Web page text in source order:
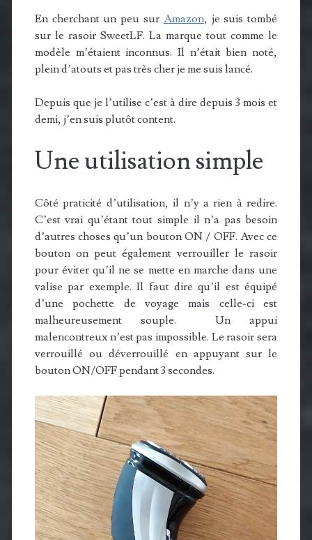
En cherchant un peu sur Amazon, je suis tombé
sur le rasoir SweetLF. La marque tout comme le
modèle m’étaient inconnus. Il n’était bien noté,
plein d’atouts et pas très cher je me suis lancé.
Depuis que je l’utilise c’est à dire depuis 3 mois et
demi, j’en suis plutôt content.
Une utilisation simple
Côté praticité d’utilisation, il n’y a rien à redire.
C’est vrai qu’étant tout simple il n’a pas besoin
d’autres choses qu’un bouton ON / OFF. Avec ce
bouton on peut également verrouiller le rasoir
pour éviter qu’il ne se mette en marche dans une
valise par exemple. Il faut dire qu’il est équipé
d’une pochette de voyage mais celle-ci est
malheureusement souple. Un appui
malencontreux n’est pas impossible. Le rasoir sera
verrouillé ou déverrouillé en appuyant sur le
bouton ON/OFF pendant 3 secondes.